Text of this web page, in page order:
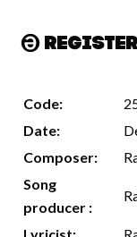
Code:
Date:
Composer:
Song
producer :